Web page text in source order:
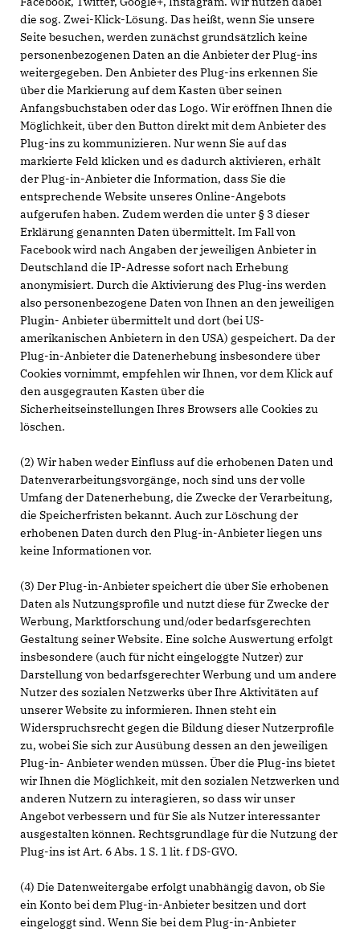
die sog. Zwei-Klick-Lösung. Das heißt, wenn Sie unsere
Seite besuchen, werden zunächst grundsätzlich keine
personenbezogenen Daten an die Anbieter der Plug-ins
weitergegeben. Den Anbieter des Plug-ins erkennen Sie
über die Markierung auf dem Kasten über seinen
Anfangsbuchstaben oder das Logo. Wir eröffnen Ihnen die
Möglichkeit, über den Button direkt mit dem Anbieter des
Plug-ins zu kommunizieren. Nur wenn Sie auf das
markierte Feld klicken und es dadurch aktivieren, erhält
der Plug-in-Anbieter die Information, dass Sie die
entsprechende Website unseres Online-Angebots
aufgerufen haben. Zudem werden die unter § 3 dieser
Erklärung genannten Daten übermittelt. Im Fall von
Facebook wird nach Angaben der jeweiligen Anbieter in
Deutschland die IP-Adresse sofort nach Erhebung
anonymisiert. Durch die Aktivierung des Plug-ins werden
also personenbezogene Daten von Ihnen an den jeweiligen
Plugin- Anbieter übermittelt und dort (bei US-
amerikanischen Anbietern in den USA) gespeichert. Da der
Plug-in-Anbieter die Datenerhebung insbesondere über
Cookies vornimmt, empfehlen wir Ihnen, vor dem Klick auf
den ausgegrauten Kasten über die
Sicherheitseinstellungen Ihres Browsers alle Cookies zu
löschen.
(2) Wir haben weder Einfluss auf die erhobenen Daten und
Datenverarbeitungsvorgänge, noch sind uns der volle
Umfang der Datenerhebung, die Zwecke der Verarbeitung,
die Speicherfristen bekannt. Auch zur Löschung der
erhobenen Daten durch den Plug-in-Anbieter liegen uns
keine Informationen vor.
(3) Der Plug-in-Anbieter speichert die über Sie erhobenen
Daten als Nutzungsprofile und nutzt diese für Zwecke der
Werbung, Marktforschung und/oder bedarfsgerechten
Gestaltung seiner Website. Eine solche Auswertung erfolgt
insbesondere (auch für nicht eingeloggte Nutzer) zur
Darstellung von bedarfsgerechter Werbung und um andere
Nutzer des sozialen Netzwerks über Ihre Aktivitäten auf
unserer Website zu informieren. Ihnen steht ein
Widerspruchsrecht gegen die Bildung dieser Nutzerprofile
zu, wobei Sie sich zur Ausübung dessen an den jeweiligen
Plug-in- Anbieter wenden müssen. Über die Plug-ins bietet
wir Ihnen die Möglichkeit, mit den sozialen Netzwerken und
anderen Nutzern zu interagieren, so dass wir unser
Angebot verbessern und für Sie als Nutzer interessanter
ausgestalten können. Rechtsgrundlage für die Nutzung der
Plug-ins ist Art. 6 Abs. 1 S. 1 lit. f DS-GVO.
(4) Die Datenweitergabe erfolgt unabhängig davon, ob Sie
ein Konto bei dem Plug-in-Anbieter besitzen und dort
eingeloggt sind. Wenn Sie bei dem Plug-in-Anbieter